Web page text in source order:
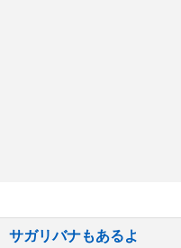
サガリバナもあるよ